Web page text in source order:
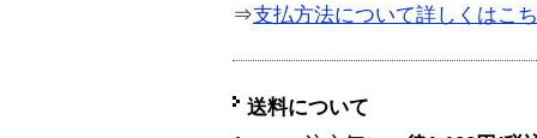
⇒支払方法について詳しくはこ
送料について